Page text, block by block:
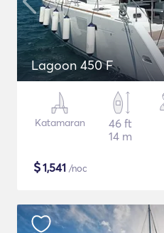
Lagoon 450 F
Katamaran
46 ft
14 m
$1,541 /noc